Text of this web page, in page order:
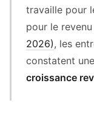
travaille pour
pour le
2026), les
constatent
croissance